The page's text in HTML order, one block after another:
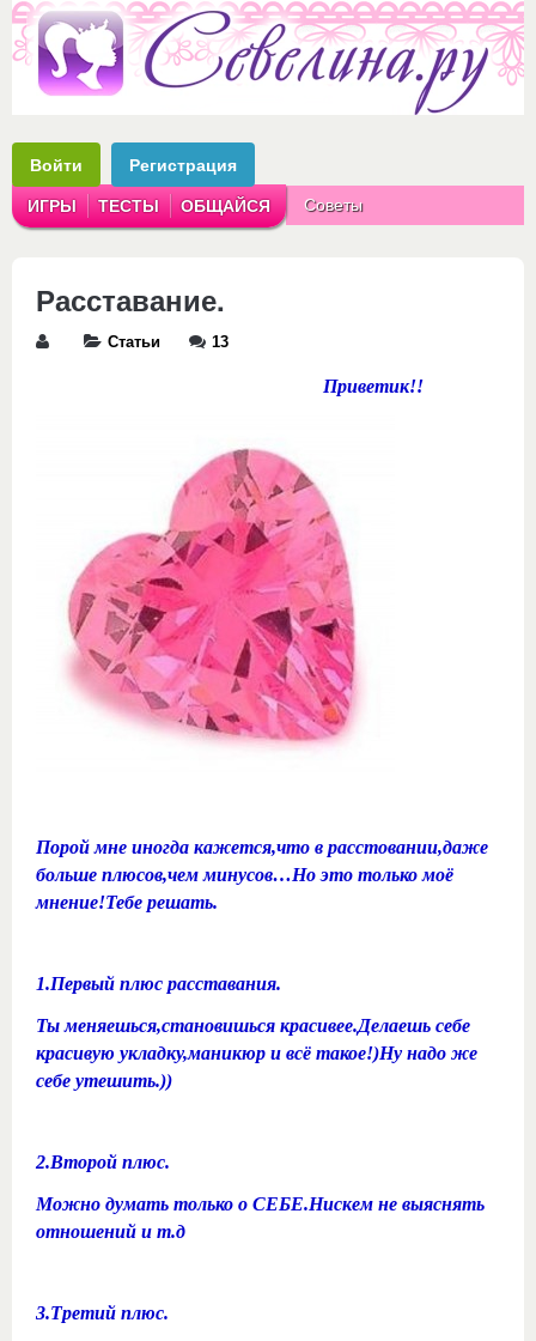
Войти Регистрация
ИГРЫ ТЕСТЫ ОБЩАЙСЯ Советы
Расставание.
Статьи 13
Приветик!!
Порой мне иногда кажется,что в расстовании,даже
больше плюсов,чем минусов…Но это только моё
мнение!Тебе решать.
1.Первый плюс расставания.
Ты меняешься,становишься красивее.Делаешь себе
красивую укладку,маникюр и всё такое!)Ну надо же
себе утешить.))
2.Второй плюс.
Можно думать только о СЕБЕ.Нискем не выяснять
отношений и т.д
3.Третий плюс.